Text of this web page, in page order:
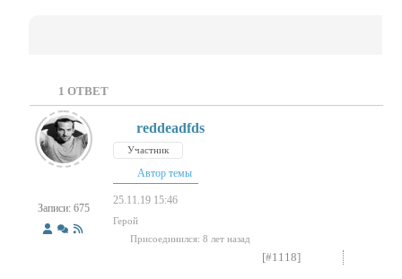
1 ОТВЕТ
Записи: 675
reddeadfds
Участник
Автор темы
25.11.19 15:46
Герой
Присоединился: 8 лет назад
[#1118]